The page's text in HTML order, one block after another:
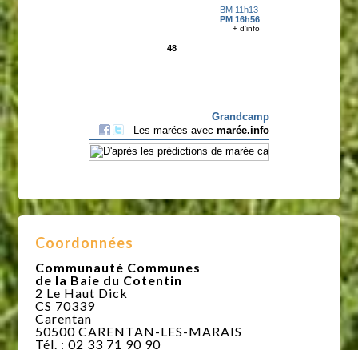
Coordonnées
Communauté Communes
de la Baie du Cotentin
2 Le Haut Dick
CS 70339
Carentan
50500 CARENTAN-LES-MARAIS
Tél. : 02 33 71 90 90